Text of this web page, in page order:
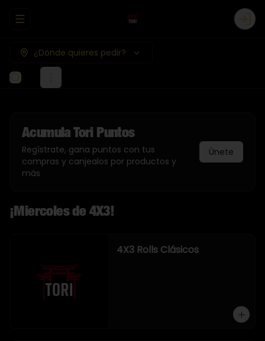
Abrir menu de navegación Login
¿Dónde quieres pedir?
AcumulaTori Puntos
Regístrate, gana puntos con tus
compras y canjealos por productos y
más
Únete
¡Miercoles de 4X3!
4X3 Rolls Clásicos